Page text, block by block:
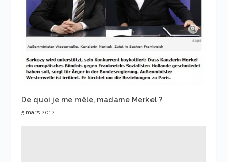
De quoi je me mêle, madame Merkel ?
5 mars 2012